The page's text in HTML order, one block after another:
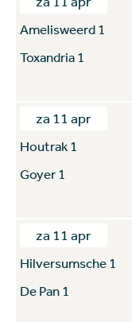
Amelisweerd 1
Toxandria 1
za 11 apr
Houtrak 1
Goyer 1
za 11 apr
Hilversumsche 1
De Pan 1